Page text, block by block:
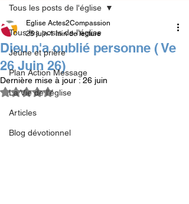
Tous les posts de l'église
Jeûne et prière
Plan Action Message
La Vie de l'église
Articles
Blog dévotionnel
Tous les posts de l'église
Dieu n'a oublié personne ( Ve
26 Juin 26)
Eglise Actes2Compassion
25 juin 1 min de lecture
Dernière mise à jour :26 juin
Noté NaN étoiles sur 5.